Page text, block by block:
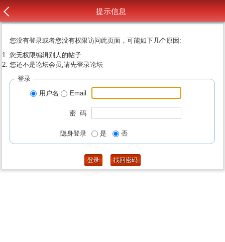
提示信息
您没有登录或者您没有权限访问此页面，可能如下几个原因:
您无权限编辑别人的帖子
您还不是论坛会员,请先登录论坛
登录
用户名
Email
密 码
隐身登录 是 否